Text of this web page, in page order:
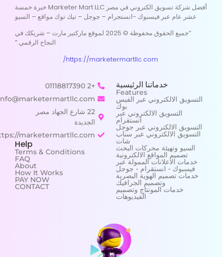
أفضل شركة تسويق الكتروني في مصر Marketer Mart LLC خبرة خمسة
عشر عام عبر فيسبوك -انستجرام – جوجل – تيك توك مواقع – السيو
“جميع الحقوق محفوظة © 2025 لموقع ماركتير مارت – شريكك في
النجاح الرقمي.”
خدماتنا الرئيسية
Features
التسويق الالكتروني عبر الفيس
بوك
التسويق الالكتروني عبر
انستقرام
التسويق الالكتروني عبر جوجل
التسويق الالكتروني عبر سناب
شات
السيو وتهيئة محركات البحث
تصميم المواقع الالكترونية
خدمات الاعلانات الممولة عبر
فيسبوك - انستقرام - جوجل
خدمات تصميم الهوية البصرية
وتصميم الجرافيك
خدمات المونتاج وتصميم
الفيديوهات
+2 01118817390
info@marketermartllc.com
22 شارع الجهاد مصر
الجديدة
https://marketermartllc.com/
Help
Terms & Conditions
FAQ
About
How It Works
PAY NOW
CONTACT